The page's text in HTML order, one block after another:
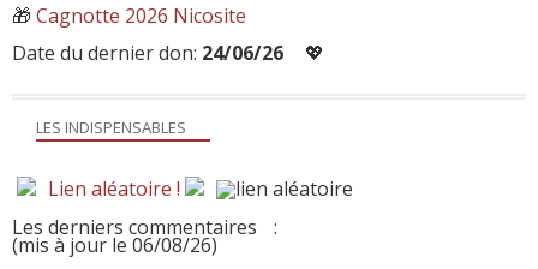
LES INDISPENSABLES
Lien aléatoire !
Les derniers commentaires
:
(mis à jour le 06/08/26)
🎁 Cagnotte 2026 Nicosite
Date du dernier don: 24/06/26 💖